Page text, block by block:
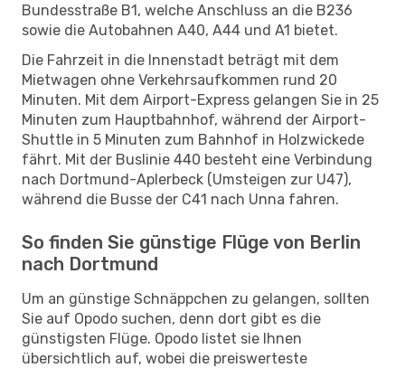
Bundesstraße B1, welche Anschluss an die B236
sowie die Autobahnen A40, A44 und A1 bietet.
Die Fahrzeit in die Innenstadt beträgt mit dem
Mietwagen ohne Verkehrsaufkommen rund 20
Minuten. Mit dem Airport-Express gelangen Sie in 25
Minuten zum Hauptbahnhof, während der Airport-
Shuttle in 5 Minuten zum Bahnhof in Holzwickede
fährt. Mit der Buslinie 440 besteht eine Verbindung
nach Dortmund-Aplerbeck (Umsteigen zur U47),
während die Busse der C41 nach Unna fahren.
So finden Sie günstige Flüge von Berlin
nach Dortmund
Um an günstige Schnäppchen zu gelangen, sollten
Sie auf Opodo suchen, denn dort gibt es die
günstigsten Flüge. Opodo listet sie Ihnen
übersichtlich auf, wobei die preiswerteste